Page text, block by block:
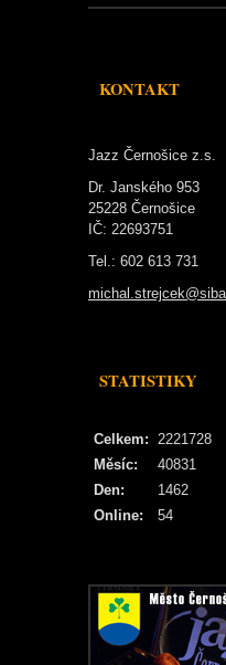
KONTAKT
Jazz Černošice z.s.
Dr. Janského 953
25228 Černošice
IČ: 22693751
Tel.: 602 613 731
STATISTIKY
Online: 54
Celkem: 2221728
Měsíc:
40831
Den:
1462